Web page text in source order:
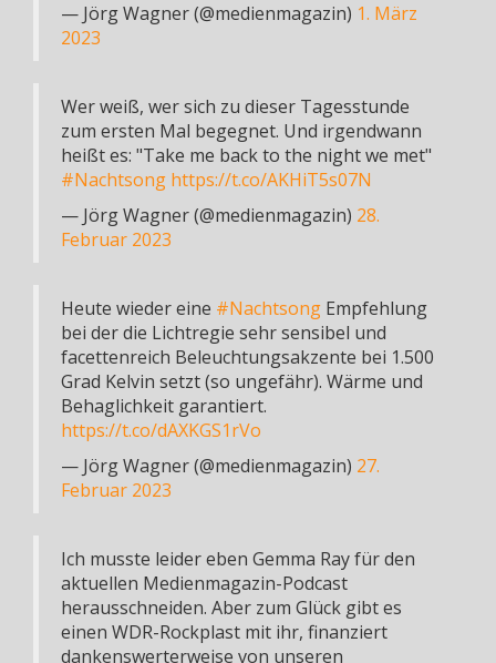
— Jörg Wagner (@medienmagazin) 1. März
2023
Wer weiß, wer sich zu dieser Tagesstunde
zum ersten Mal begegnet. Und irgendwann
heißt es: "Take me back to the night we met"
#Nachtsong https://t.co/AKHiT5s07N
— Jörg Wagner (@medienmagazin) 28.
Februar 2023
Heute wieder eine #Nachtsong Empfehlung
bei der die Lichtregie sehr sensibel und
facettenreich Beleuchtungsakzente bei 1.500
Grad Kelvin setzt (so ungefähr). Wärme und
Behaglichkeit garantiert.
https://t.co/dAXKGS1rVo
— Jörg Wagner (@medienmagazin) 27.
Februar 2023
Ich musste leider eben Gemma Ray für den
aktuellen Medienmagazin-Podcast
herausschneiden. Aber zum Glück gibt es
einen WDR-Rockplast mit ihr, finanziert
dankenswerterweise von unseren